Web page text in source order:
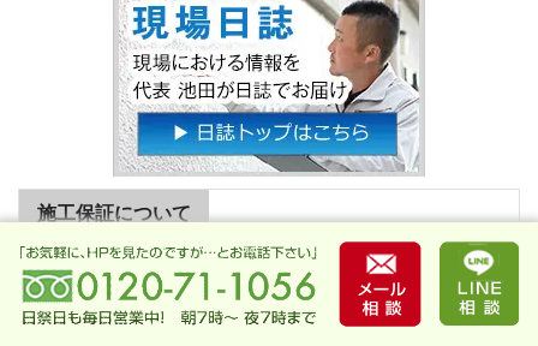
施工保証について
弊社では無料やり直し保証、施工後の最短5年最長16年
などの補償制度がございます。安心してお任せ下さい。